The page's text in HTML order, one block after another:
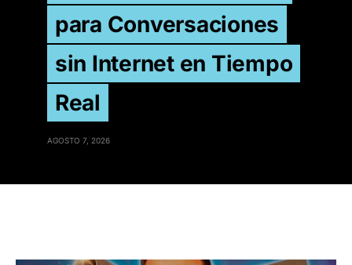
para Conversaciones
sin Internet en Tiempo
Real
AGOSTO 7, 2026